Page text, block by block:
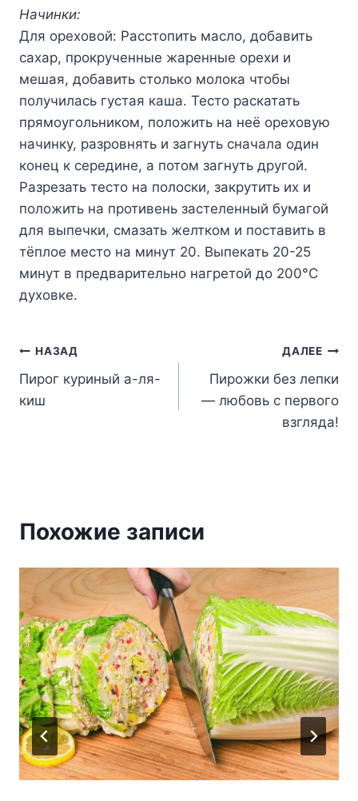
Начинки:
Для ореховой: Расстопить масло, добавить
сахар, прокрученные жаренные орехи и
мешая, добавить столько молока чтобы
получилась густая каша. Тесто раскатать
прямоугольником, положить на неё ореховую
начинку, разровнять и загнуть сначала один
конец к середине, а потом загнуть другой.
Разрезать тесто на полоски, закрутить их и
положить на противень застеленный бумагой
для выпечки, смазать желтком и поставить в
тёплое место на минут 20. Выпекать 20-25
минут в предварительно нагретой до 200°C
духовке.
Навигация
по
НАЗАД
Пирог куриный а-ля-
киш
ДАЛЕЕ
Пирожки без лепки
— любовь с первого
взгляда!
Похожие записи